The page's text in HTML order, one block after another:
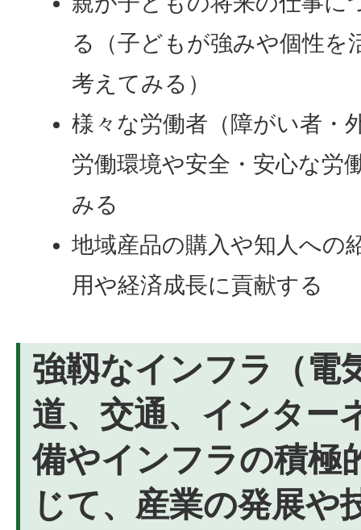
る（子どもが強みや個性を
考えてみる）
様々な労働者（障がい者・
労働環境や安全・安心な労
みる
地域産品の購入や知人への
用や経済成長に貢献する
強靱なインフラ（電
道、交通、インター
備やインフラの積極
じて、産業の発展や